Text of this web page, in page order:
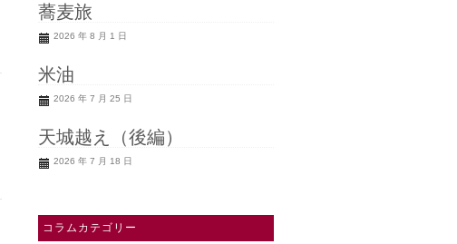
蕎麦旅
2026 年 8 月 1 日
米油
2026 年 7 月 25 日
天城越え（後編）
2026 年 7 月 18 日
コラムカテゴリー